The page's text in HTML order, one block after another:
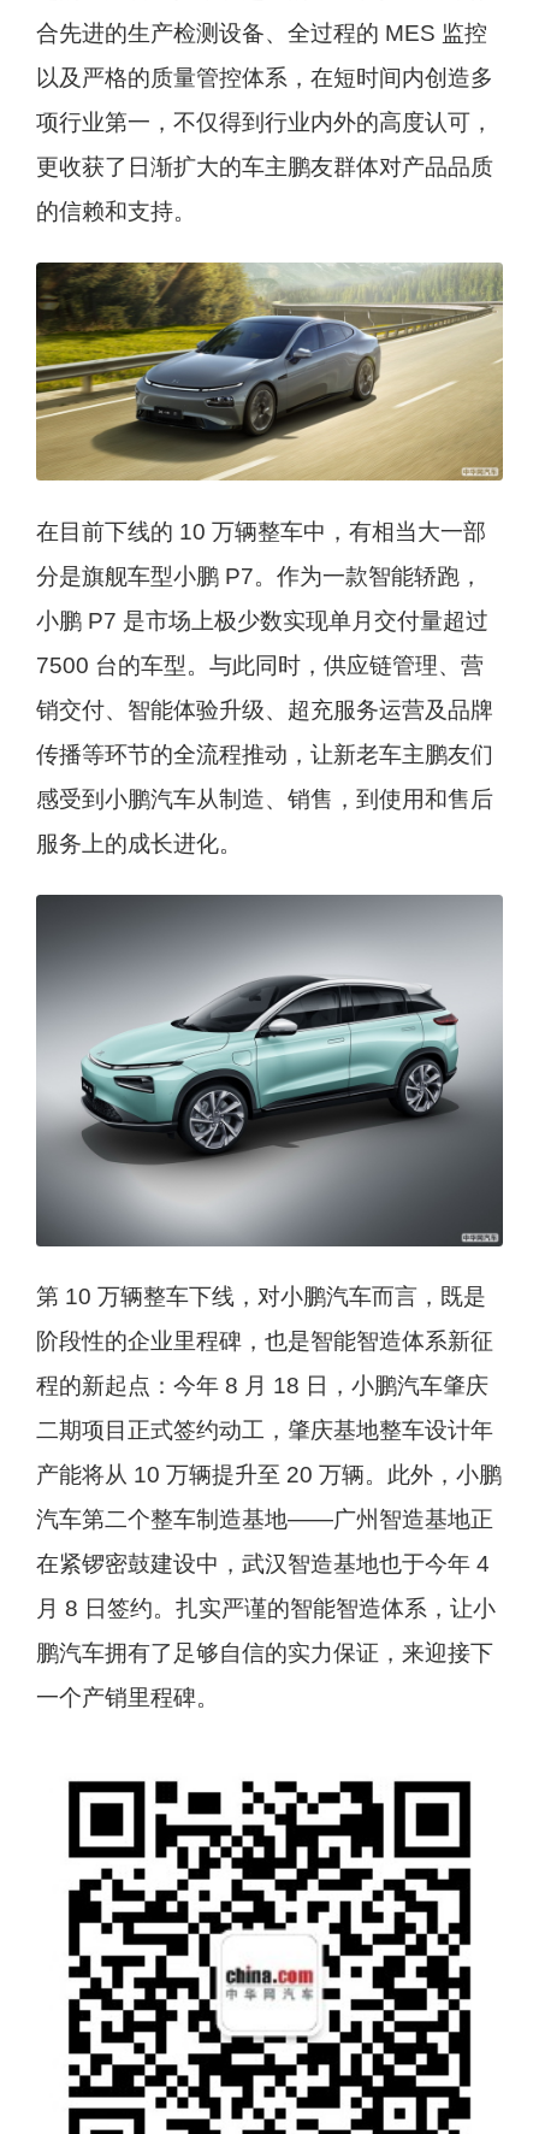
合先进的生产检测设备、全过程的 MES 监控
以及严格的质量管控体系，在短时间内创造多
项行业第一，不仅得到行业内外的高度认可，
更收获了日渐扩大的车主鹏友群体对产品品质
的信赖和支持。
在目前下线的 10 万辆整车中，有相当大一部
分是旗舰车型小鹏 P7。作为一款智能轿跑，
小鹏 P7 是市场上极少数实现单月交付量超过
7500 台的车型。与此同时，供应链管理、营
销交付、智能体验升级、超充服务运营及品牌
传播等环节的全流程推动，让新老车主鹏友们
感受到小鹏汽车从制造、销售，到使用和售后
服务上的成长进化。
第 10 万辆整车下线，对小鹏汽车而言，既是
阶段性的企业里程碑，也是智能智造体系新征
程的新起点：今年 8 月 18 日，小鹏汽车肇庆
二期项目正式签约动工，肇庆基地整车设计年
产能将从 10 万辆提升至 20 万辆。此外，小鹏
汽车第二个整车制造基地——广州智造基地正
在紧锣密鼓建设中，武汉智造基地也于今年 4
月 8 日签约。扎实严谨的智能智造体系，让小
鹏汽车拥有了足够自信的实力保证，来迎接下
一个产销里程碑。